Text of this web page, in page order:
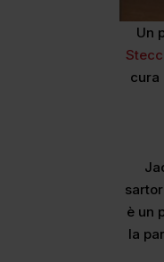
Un
cura
è un
la